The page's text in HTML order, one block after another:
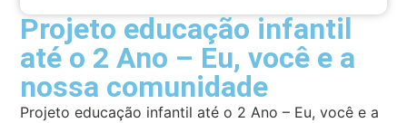
Projeto educação infantil
até o 2 Ano – Eu, você e a
nossa comunidade
Projeto educação infantil até o 2 Ano – Eu, você e a